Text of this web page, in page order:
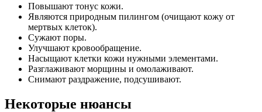
Повышают тонус кожи.
Являются природным пилингом (очищают кожу от
мертвых клеток).
Сужают поры.
Улучшают кровообращение.
Насыщают клетки кожи нужными элементами.
Разглаживают морщины и омолаживают.
Снимают раздражение, подсушивают.
Некоторые нюансы